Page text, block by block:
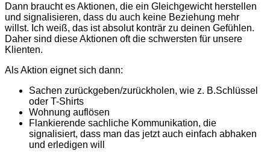
Dann braucht es Aktionen, die ein Gleichgewicht herstellen
und signalisieren, dass du auch keine Beziehung mehr
willst. Ich weiß, das ist absolut konträr zu deinen Gefühlen.
Daher sind diese Aktionen oft die schwersten für unsere
Klienten.
Als Aktion eignet sich dann:
Sachen zurückgeben/zurückholen, wie z. B.Schlüssel
oder T-Shirts
Wohnung auflösen
Flankierende sachliche Kommunikation, die
signalisiert, dass man das jetzt auch einfach abhaken
und erledigen will